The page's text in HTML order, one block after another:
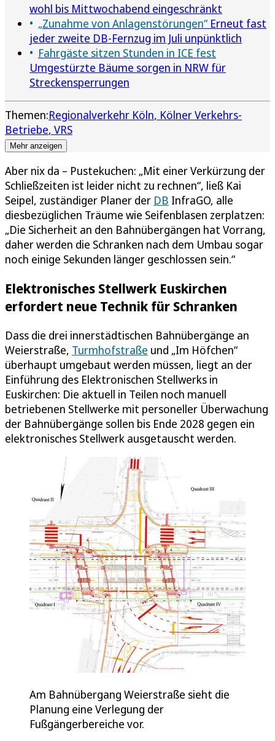
wohl bis Mittwochabend eingeschränkt
„Zunahme von Anlagenstörungen“ Erneut fast
jeder zweite DB-Fernzug im Juli unpünktlich
Fahrgäste sitzen Stunden in ICE fest
Umgestürzte Bäume sorgen in NRW für
Streckensperrungen
Themen:Regionalverkehr Köln Kölner Verkehrs-
Betriebe VRS
Mehr anzeigen
Aber nix da – Pustekuchen: „Mit einer Verkürzung der
Schließzeiten ist leider nicht zu rechnen“, ließ Kai
Seipel, zuständiger Planer der DB InfraGO, alle
diesbezüglichen Träume wie Seifenblasen zerplatzen:
„Die Sicherheit an den Bahnübergängen hat Vorrang,
daher werden die Schranken nach dem Umbau sogar
noch einige Sekunden länger geschlossen sein.“
Elektronisches Stellwerk Euskirchen
erfordert neue Technik für Schranken
Dass die drei innerstädtischen Bahnübergänge an
Weierstraße, Turmhofstraße und „Im Höfchen“
überhaupt umgebaut werden müssen, liegt an der
Einführung des Elektronischen Stellwerks in
Euskirchen: Die aktuell in Teilen noch manuell
betriebenen Stellwerke mit personeller Überwachung
der Bahnübergänge sollen bis Ende 2028 gegen ein
elektronisches Stellwerk ausgetauscht werden.
Am Bahnübergang Weierstraße sieht die
Planung eine Verlegung der
Fußgängerbereiche vor.